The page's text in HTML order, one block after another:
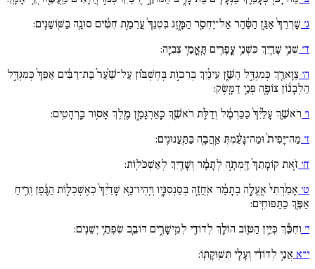
ג׳ שָׁרְרֵךְ֙ אַגַּ֣ן הַסַּ֔הַר אַל־יֶחְסַ֖ר הַמָּ֑זֶג בִּטְנֵךְ֙ עֲרֵמַ֣ת חִטִּ֔ים סוּגָ֖ה בַּשּֽׁוֹשַׁנִּֽים:
ד׳ שְׁנֵ֥י שָׁדַ֛יִךְ כִּשְׁנֵ֥י עֳפָרִ֖ים תָּֽאֳמֵ֥י צְבִיָּֽה:
ה׳ צַוָּארֵ֖ךְ כְּמִגְדַּ֣ל הַשֵּׁ֑ן עֵינַ֜יִךְ בְּרֵכ֣וֹת בְּחֶשְׁבּ֗וֹן עַל־שַׁ֨עַר֙ בַּת־רַבִּ֔ים אַפֵּךְ֙ כְּמִגְדַּ֣ל
הַלְּבָנ֔וֹן צוֹפֶ֖ה פְּנֵ֥י דַמָּֽשֶׂק:
ו׳ רֹאשֵׁ֤ךְ עָלַ֨יִךְ֙ כַּכַּרְמֶ֔ל וְדַלַּ֥ת רֹאשֵׁ֖ךְ כָּֽאַרְגָּמָ֑ן מֶ֖לֶךְ אָס֥וּר בָּֽרְהָטִֽים:
ז׳ מַה־יָּפִית֙ וּמַה־נָּעַ֔מְתְּ אַֽהֲבָ֖ה בַּתַּֽעֲנוּגִֽים:
ח׳ זֹ֤את קֽוֹמָתֵךְ֙ דָּֽמְתָ֣ה לְתָמָ֔ר וְשָׁדַ֖יִךְ לְאַשְׁכֹּלֽוֹת:
ט׳ אָמַ֨רְתִּי֙ אֶֽעֱלֶ֣ה בְתָמָ֔ר אֹֽחֲזָ֖ה בְּסַנְסִנָּ֑יו וְיִֽהְיוּ־נָ֤א שָׁדַ֨יִךְ֙ כְּאֶשְׁכְּל֣וֹת הַגֶּ֔פֶן וְרֵ֥יחַ
אַפֵּ֖ךְ כַּתַּפּוּחִֽים:
י׳ וְחִכֵּ֕ךְ כְּיֵ֥ין הַטּ֛וֹב הוֹלֵ֥ךְ לְדוֹדִ֖י לְמֵֽישָׁרִ֑ים דּוֹבֵ֖ב שִׂפְתֵ֥י יְשֵׁנִֽים:
י״א אֲנִ֣י לְדוֹדִ֔י וְעָלַ֖י תְּשֽׁוּקָתֽוֹ: